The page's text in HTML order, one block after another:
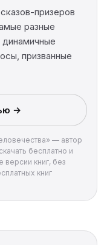
призеров
разные
призванные
→
— автор
бесплатно и
версии книг, без
книг